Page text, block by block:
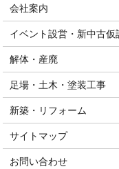
会社案内
イベント設営・新中古
解体・産廃
足場・土木・塗装工事
新築・リフォーム
サイトマップ
お問い合わせ